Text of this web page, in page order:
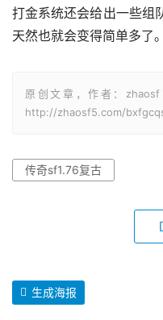
打金系统还会给出一些组
天然也就会变得简单多了。
原创文章，作者：
http://zhaosf5.com/
传奇sf1.76复古
生成海报